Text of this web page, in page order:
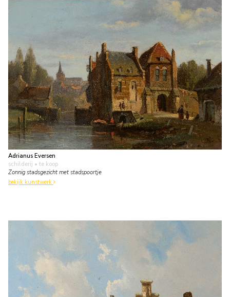
Adrianus Eversen
schilderij • te koop
Zonnig stadsgezicht met stadspoortje
bekijk kunstwerk